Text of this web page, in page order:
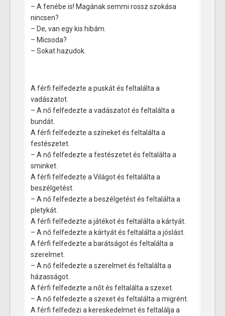
– A fenébe is! Magának semmi rossz szokása
nincsen?
– De, van egy kis hibám.
– Micsoda?
– Sokat hazudok.
A férfi felfedezte a puskát és feltalálta a
vadászatot.
– A nő felfedezte a vadászatot és feltalálta a
bundát.
A férfi felfedezte a színeket és feltalálta a
festészetet.
– A nő felfedezte a festészetet és feltalálta a
sminket.
A férfi felfedezte a Világot és feltalálta a
beszélgetést.
– A nő felfedezte a beszélgetést és feltalálta a
pletykát.
A férfi felfedezte a játékot és feltalálta a kártyát.
– A nő felfedezte a kártyát és feltalálta a jóslást.
A férfi felfedezte a barátságot és feltalálta a
szerelmet.
– A nő felfedezte a szerelmet és feltalálta a
házasságot.
A férfi felfedezte a nőt és feltalálta a szexet.
– A nő felfedezte a szexet és feltalálta a migrént.
A férfi felfedezi a kereskedelmet és feltalálja a